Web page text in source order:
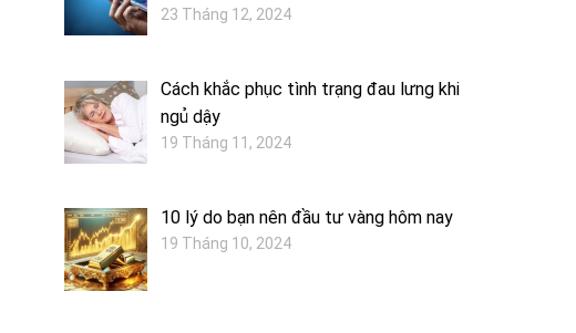
23 Tháng 12, 2024
Cách khắc phục tình trạng đau lưng khi
ngủ dậy
19 Tháng 11, 2024
10 lý do bạn nên đầu tư vàng hôm nay
19 Tháng 10, 2024